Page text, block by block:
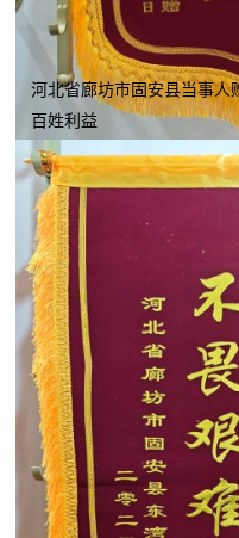
河北省廊坊市固安县当事人
百姓利益